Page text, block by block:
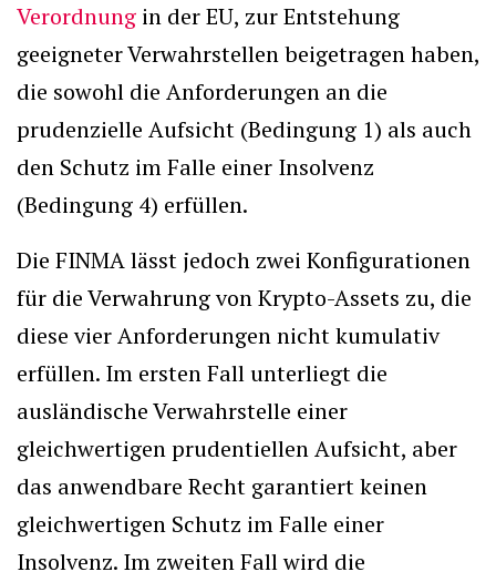
Verordnung in der EU, zur Entstehung
geeigneter Verwahrstellen beigetragen haben,
die sowohl die Anforderungen an die
prudenzielle Aufsicht (Bedingung 1) als auch
den Schutz im Falle einer Insolvenz
(Bedingung 4) erfüllen.
Die FINMA lässt jedoch zwei Konfigurationen
für die Verwahrung von Krypto-Assets zu, die
diese vier Anforderungen nicht kumulativ
erfüllen. Im ersten Fall unterliegt die
ausländische Verwahrstelle einer
gleichwertigen prudentiellen Aufsicht, aber
das anwendbare Recht garantiert keinen
gleichwertigen Schutz im Falle einer
Insolvenz. Im zweiten Fall wird die